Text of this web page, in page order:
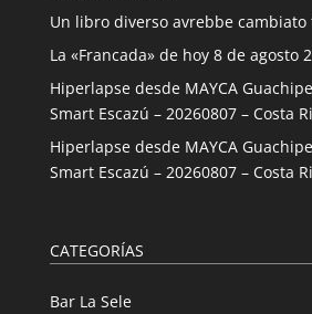
Un libro diverso avrebbe cambiato
La «Francada» de hoy 8 de agosto
Hiperlapse desde MAYCA
Smart Escazú – 20260807 – Costa
Hiperlapse desde MAYCA
Smart Escazú – 20260807 – Costa
CATEGORÍAS
Bar La Sele